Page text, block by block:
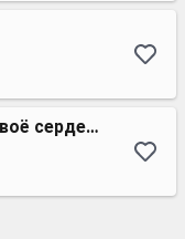
Эта музыка захватит твоё сердечко